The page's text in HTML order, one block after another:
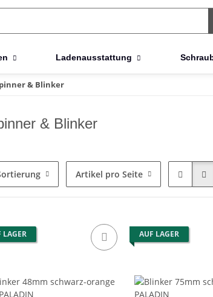
Ladenausstattung
& Blinker
& Blinker
Artikel pro Seite
LAGER AUF LAGER